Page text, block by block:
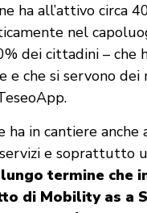
ha all’attivo circa
nel
dei cittadini – che
e che si servono dei
ha in cantiere anche
e soprattutto
termine che
di Mobility as a